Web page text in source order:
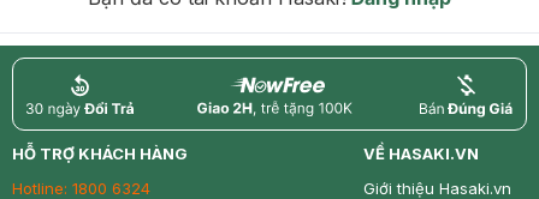
return nowfree price
HỖ TRỢ KHÁCH HÀNG
Hotline: 1800 6324
VỀ HASAKI.VN
Giới thiệu Hasaki.vn